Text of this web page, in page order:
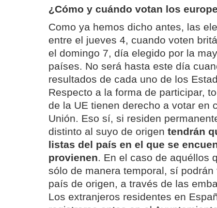
¿Cómo y cuándo votan los
Como ya hemos dicho antes, las
entre el jueves 4, cuando voten
el domingo 7, día elegido por la
países. No será hasta este día
resultados de cada uno de los
Respecto a la forma de participar,
de la UE tienen derecho a votar en
Unión. Eso sí, si residen
distinto al suyo de origen tendrán
listas del país en el que se
provienen. En el caso de aquéllos
sólo de manera temporal, sí
país de origen, a través de las
Los extranjeros residentes en